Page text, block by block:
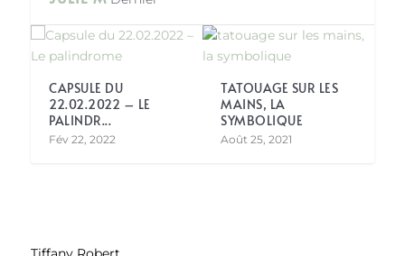
CAPSULE DU
22.02.2022 – LE
PALINDR...
Fév 22, 2022
TATOUAGE SUR LES
MAINS, LA
SYMBOLIQUE
Août 25, 2021